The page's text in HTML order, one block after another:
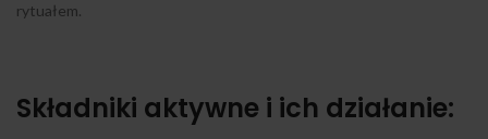
rytuałem.
Składniki aktywne i ich działanie: